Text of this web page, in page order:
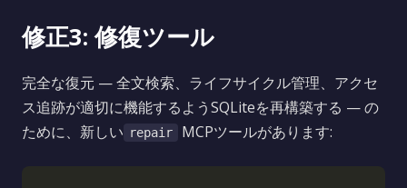
修正3: 修復ツール
完全な復元 — 全文検索、ライフサイクル管理、アクセ
ス追跡が適切に機能するようSQLiteを再構築する — の
ために、新しい repair MCPツールがあります: